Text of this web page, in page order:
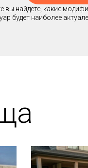
вы найдете, какие
будет наиболее